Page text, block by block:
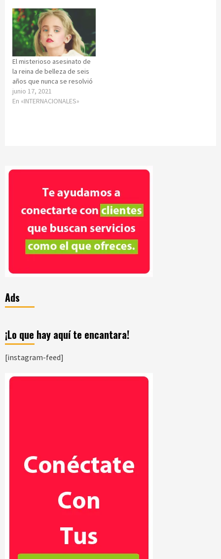
El misterioso asesinato de
la reina de belleza de seis
años que nunca se resolvió
junio 17, 2021
En «INTERNACIONALES»
Ads
¡Lo que hay aquí te encantara!
[instagram-feed]